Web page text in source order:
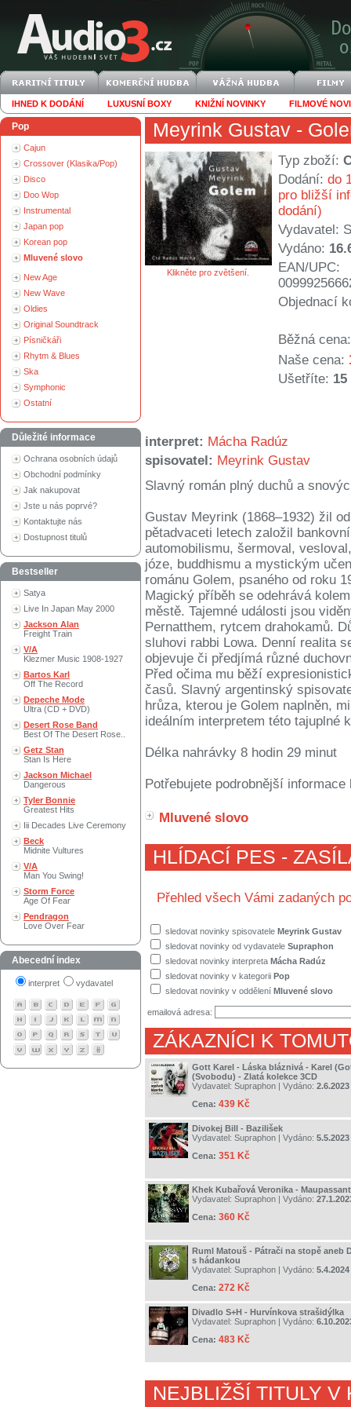
IHNED K DODÁNÍ LUXUSNÍ BOXY KNIŽNÍ NOVINKY FILMOVÉ
Pop
Cajun
Crossover (Klasika/Pop)
Disco
Doo Wop
Instrumental
Japan pop
Korean pop
Mluvené slovo
New Age
New Wave
Oldies
Original Soundtrack
Písničkáři
Rhytm & Blues
Ska
Symphonic
Ostatní
Důležité informace
Ochrana osobních údajů
Obchodní podmínky
Jak nakupovat
Jste u nás poprvé?
Kontaktujte nás
Dostupnost titulů
Bestseller
Satya
Live In Japan May 2000
Jackson Alan
Freight Train
V/A
Klezmer Music 1908-1927
Bartos Karl
Off The Record
Depeche Mode
Ultra (CD + DVD)
Desert Rose Band
Best Of The Desert Rose..
Getz Stan
Stan Is Here
Jackson Michael
Dangerous
Tyler Bonnie
Greatest Hits
Iii Decades Live Ceremony
Beck
Midnite Vultures
V/A
Man You Swing!
Storm Force
Age Of Fear
Pendragon
Love Over Fear
Abecední index
interpret vydavatel
Meyrink Gustav -
Klikněte pro zvětšení.
Typ zboží:
Dodání: do
pro bližší
dodání)
Vydavatel:
Vydáno:
EAN/UPC:
Objednací
Běžná cena:
Naše cena:
Ušetříte:
interpret: Mácha Radúz
spisovatel: Meyrink Gustav
Slavný román plný duchů a
Gustav Meyrink (1868–1932) žil
pětadvaceti letech založil
automobilismu, šermoval,
józe, buddhismu a mystickým
románu Golem, psaného od roku
Magický příběh se odehrává
městě. Tajemné události jsou
Pernatthem, rytcem drahokamů.
sluhovi rabbi Lowa. Denní realita
objevuje či předjímá různé
Před očima mu běží
časů. Slavný argentinský
hrůza, kterou je Golem naplněn,
ideálním interpretem této tajuplné
Délka nahrávky 8 hodin 29 minut
Potřebujete podrobnější
Mluvené slovo
HLÍDACÍ PES -
Přehled všech Vámi zadaných
sledovat novinky spisovatele Meyrink Gustav
sledovat novinky od vydavatele Supraphon
sledovat novinky interpreta Mácha Radúz
sledovat novinky v kategorii Pop
sledovat novinky v oddělení Mluvené slovo
emailová adresa:
ZÁKAZNÍCI K
Gott Karel - Láska bláznivá - Karel
(Svobodu) - Zlatá kolekce 3CD
Vydavatel: Supraphon | Vydáno: 2.6.2023
Cena: 439 Kč
Divokej Bill - Bazilišek
Vydavatel: Supraphon | Vydáno: 5.5.2023
Cena: 351 Kč
Khek Kubařová Veronika -
Vydavatel: Supraphon | Vydáno:
Cena: 360 Kč
Ruml Matouš - Pátrači na stopě aneb
s hádankou
Vydavatel: Supraphon | Vydáno: 5.4.2024
Cena: 272 Kč
Divadlo S+H - Hurvínkova strašidýlka
Vydavatel: Supraphon | Vydáno:
Cena: 483 Kč
NEJBLIŽŠÍ TITULY V